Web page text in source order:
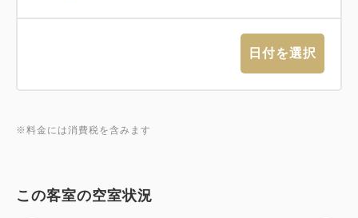
日付を選択
※料金には消費税を含みます
この客室の空室状況